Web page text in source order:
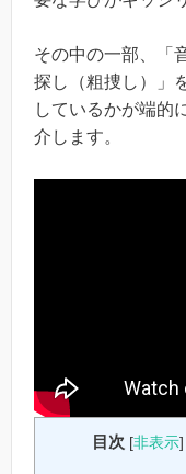
その中の一部、「
探し（粗捜し）」
しているかが端的
介します。
目次 [非表示]